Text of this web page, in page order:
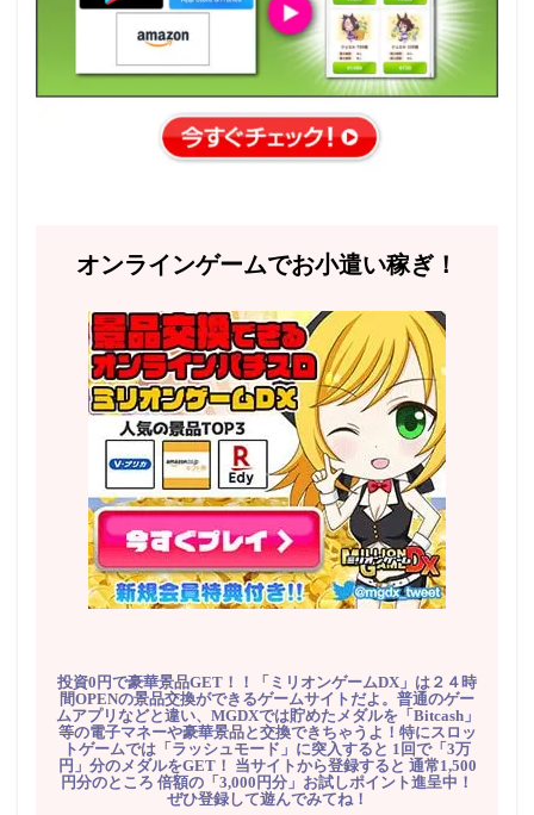
オンラインゲームでお小遣い稼ぎ！
投資0円で豪華景品GET！！「ミリオンゲームDX」は２４時
間OPENの景品交換ができるゲームサイトだよ。普通のゲー
ムアプリなどと違い、MGDXでは貯めたメダルを「Bitcash」
等の電子マネーや豪華景品と交換できちゃうよ！特にスロッ
トゲームでは「ラッシュモード」に突入すると 1回で「3万
円」分のメダルをGET！ 当サイトから登録すると 通常1,500
円分のところ 倍額の「3,000円分」お試しポイント進呈中！
ぜひ登録して遊んでみてね！